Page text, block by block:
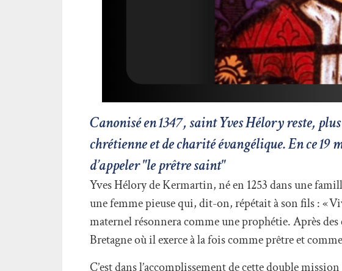
Canonisé en 1347, saint Yves Hélory reste,
chrétienne et de charité évangélique. En ce 19
d’appeler "le prêtre saint"
Yves Hélory de Kermartin, né en 1253 dans une
une femme pieuse qui, dit-on, répétait à son fils : «
maternel résonnera comme une prophétie. Après
Bretagne où il exerce à la fois comme prêtre et
C’est dans l’accomplissement de cette double